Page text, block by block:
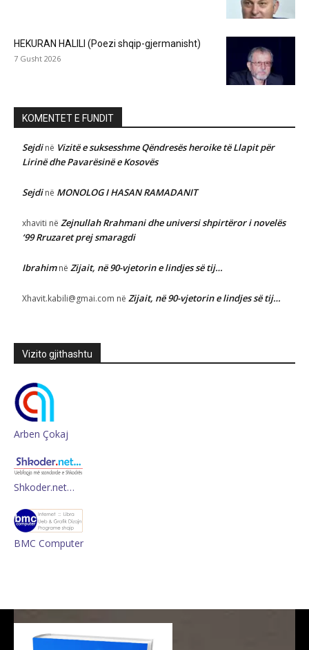
HEKURAN HALILI (Poezi shqip-gjermanisht)
7 Gusht 2026
KOMENTET E FUNDIT
Sejdinë Vizitë e suksesshme Qëndresës heroike të Llapit për
Lirinë dhe Pavarësinë e Kosovës
Sejdinë MONOLOG I HASAN RAMADANIT
xhaviti në Zejnullah Rrahmani dhe universi shpirtëror i novelës
‘99 Rruzaret prej smaragdi
Ibrahimnë Zijait, në 90-vjetorin e lindjes së tij…
Xhavit.kabili@gmai.com në Zijait, në 90-vjetorin e lindjes së tij…
Vizito gjithashtu
Arben Çokaj
Shkoder.net…
BMC Computer